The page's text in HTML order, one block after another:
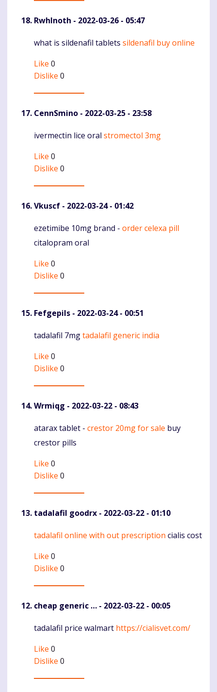
RwhInoth - 2022-03-26 - 05:47
Komentaras
what is sildenafil tablets sildenafil buy online
Like 0
Dislike 0
CennSmino - 2022-03-25 - 23:58
Komentaras
ivermectin lice oral stromectol 3mg
Like 0
Dislike 0
Vkuscf - 2022-03-24 - 01:42
Komentaras
ezetimibe 10mg brand - order celexa pill
citalopram oral
Like 0
Dislike 0
Fefgepils - 2022-03-24 - 00:51
Komentaras
tadalafil 7mgtadalafil generic india
Like 0
Dislike 0
Wrmiqg - 2022-03-22 - 08:43
Komentaras
atarax tablet - crestor 20mg for sale buy
crestor pills
Like 0
Dislike 0
tadalafil goodrx - 2022-03-22 - 01:10
Komentaras
tadalafil online with out prescription cialis cost
Like 0
Dislike 0
cheap generic … - 2022-03-22 - 00:05
Komentaras
tadalafil price walmart https://cialisvet.com/
Like 0
Dislike 0